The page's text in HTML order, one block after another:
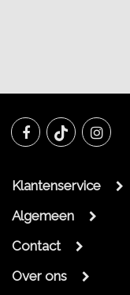
Klantenservice
Algemeen
Contact
Over ons